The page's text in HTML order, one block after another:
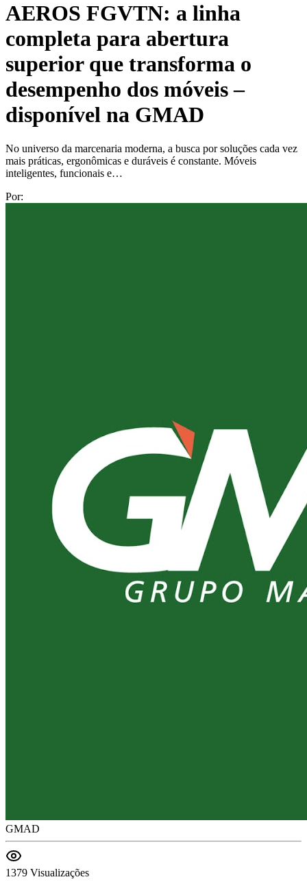
AEROS FGVTN: a linha
completa para abertura
superior que transforma o
desempenho dos móveis –
disponível na GMAD
No universo da marcenaria moderna, a busca por soluções cada vez
mais práticas, ergonômicas e duráveis é constante. Móveis
inteligentes, funcionais e…
Por:
GMAD
1379 Visualizações